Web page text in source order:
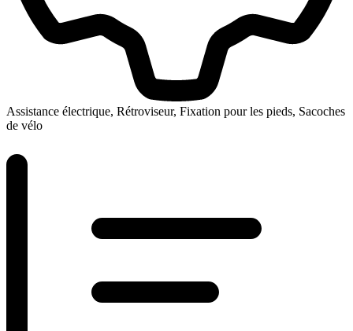
Assistance électrique, Rétroviseur, Fixation pour les pieds, Sacoches
de vélo